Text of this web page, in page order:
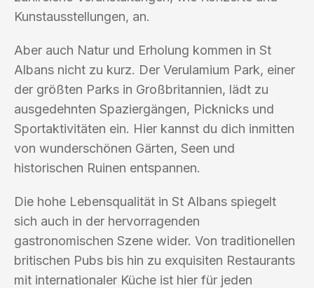
Kunstausstellungen, an.
Aber auch Natur und Erholung kommen in St
Albans nicht zu kurz. Der Verulamium Park, einer
der größten Parks in Großbritannien, lädt zu
ausgedehnten Spaziergängen, Picknicks und
Sportaktivitäten ein. Hier kannst du dich inmitten
von wunderschönen Gärten, Seen und
historischen Ruinen entspannen.
Die hohe Lebensqualität in St Albans spiegelt
sich auch in der hervorragenden
gastronomischen Szene wider. Von traditionellen
britischen Pubs bis hin zu exquisiten Restaurants
mit internationaler Küche ist hier für jeden